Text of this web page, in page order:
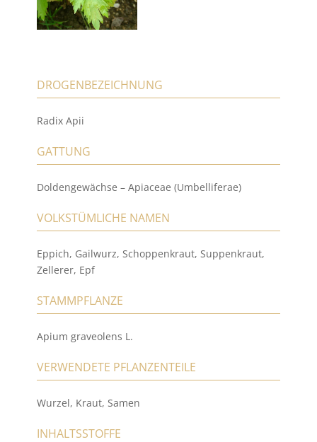
DROGENBEZEICHNUNG
Radix Apii
GATTUNG
Doldengewächse – Apiaceae (Umbelliferae)
VOLKSTÜMLICHE NAMEN
Eppich, Gailwurz, Schoppenkraut, Suppenkraut,
Zellerer, Epf
STAMMPFLANZE
Apium graveolens L.
VERWENDETE PFLANZENTEILE
Wurzel, Kraut, Samen
INHALTSSTOFFE